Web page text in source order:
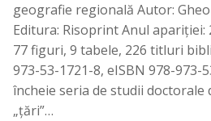
geografie regională Autor:
Editura: Risoprint Anul apariţiei:
77 figuri, 9 tabele, 226 titluri
973-53-1721-8, eISBN 978-973-
încheie seria de studii doctorale
„ţări”…